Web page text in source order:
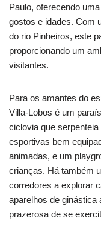
Paulo, oferecendo
gostos e idades. Com
do rio Pinheiros, este
proporcionando um
visitantes.
Para os amantes do
Villa-Lobos é um
ciclovia que
esportivas bem
animadas, e um
crianças. Há também
corredores a explorar
aparelhos de ginástica
prazerosa de se